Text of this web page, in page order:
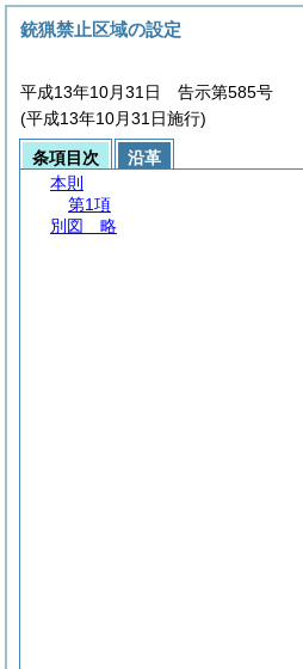
銃猟禁止区域の設定
平成13年10月31日 告示第585号
(平成13年10月31日施行)
条項目次
沿革
本則
第1項
別図
略